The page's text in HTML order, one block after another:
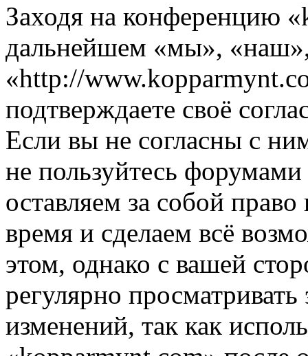
Заходя на конференцию
дальнейшем «мы»,
«http://
подтверждаете своё
Если вы не согласны с
не пользуйтесь
оставляем за собой
время и сделаем всё
этом, однако с вашей
регулярно просматривать
изменений, так как